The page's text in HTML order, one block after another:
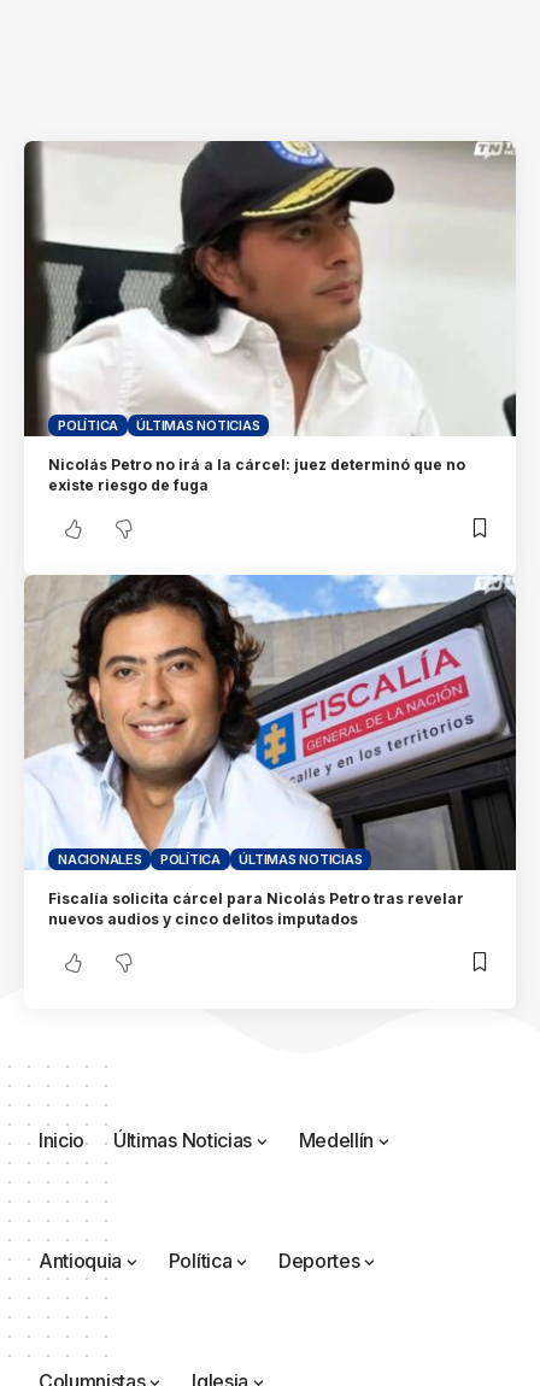
POLÍTICA ÚLTIMAS NOTICIAS
Nicolás Petro no irá a la cárcel: juez determinó que no
existe riesgo de fuga
NACIONALES POLÍTICA ÚLTIMAS NOTICIAS
Fiscalía solicita cárcel para Nicolás Petro tras revelar
nuevos audios y cinco delitos imputados
Inicio Últimas Noticias Medellín
Antioquia Política Deportes